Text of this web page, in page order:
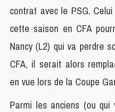
contrat avec le PSG.
cette saison en CFA
Nancy (L2) qui va perdre
CFA, il serait alors
en vue lors de la Coupe
Parmi les anciens (ou